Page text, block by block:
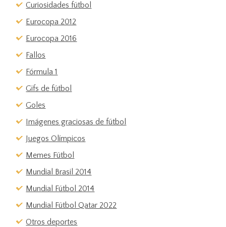
Curiosidades fútbol
Eurocopa 2012
Eurocopa 2016
Fallos
Fórmula 1
Gifs de fútbol
Goles
Imágenes graciosas de fútbol
Juegos Olímpicos
Memes Fútbol
Mundial Brasil 2014
Mundial Fútbol 2014
Mundial Fútbol Qatar 2022
Otros deportes